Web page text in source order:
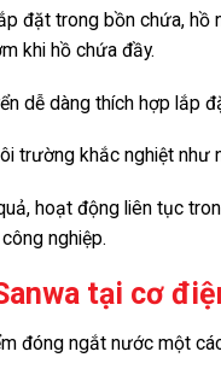
đặt trong bồn chứa,
khi hồ chứa đầy.
dễ dàng thích hợp lắp
trường khắc nghiệt như
hoạt động liên tục
nghiệp.
tại cơ
đóng ngắt nước một